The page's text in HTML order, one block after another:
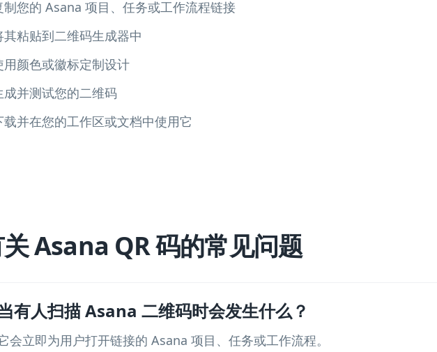
制您的 Asana 项目、任务或工作流程链接
其粘贴到二维码生成器中
用颜色或徽标定制设计
成并测试您的二维码
载并在您的工作区或文档中使用它
Asana QR 码的常见问题
有人扫描 Asana 二维码时会发生什么？
会立即为用户打开链接的 Asana 项目、任务或工作流程。